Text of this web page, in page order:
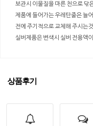
보관시 이물질을 마른 천으로 닦
제품에 들어가는 우레탄줄은 늘
전에 주기적으로 교체해 주시는
실버제품은 변색시 실버 전용액
상품후기